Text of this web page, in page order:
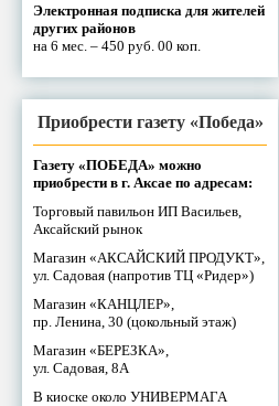
Электронная подписка для жителей
других районов
на 6 мес. – 450 руб. 00 коп.
Приобрести газету «Победа»
Газету «ПОБЕДА» можно
приобрести в г. Аксае по адресам:
Торговый павильон ИП Васильев,
Аксайский рынок
Магазин «АКСАЙСКИЙ ПРОДУКТ»,
ул. Садовая (напротив ТЦ «Ридер»)
Магазин «КАНЦЛЕР»,
пр. Ленина, 30 (цокольный этаж)
Магазин «БЕРЕЗКА»,
ул. Садовая, 8А
В киоске около УНИВЕРМАГА